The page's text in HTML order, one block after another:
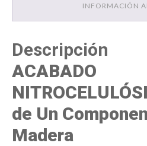
INFORMACIÓN
Descripción
ACABADO
de Un
Madera